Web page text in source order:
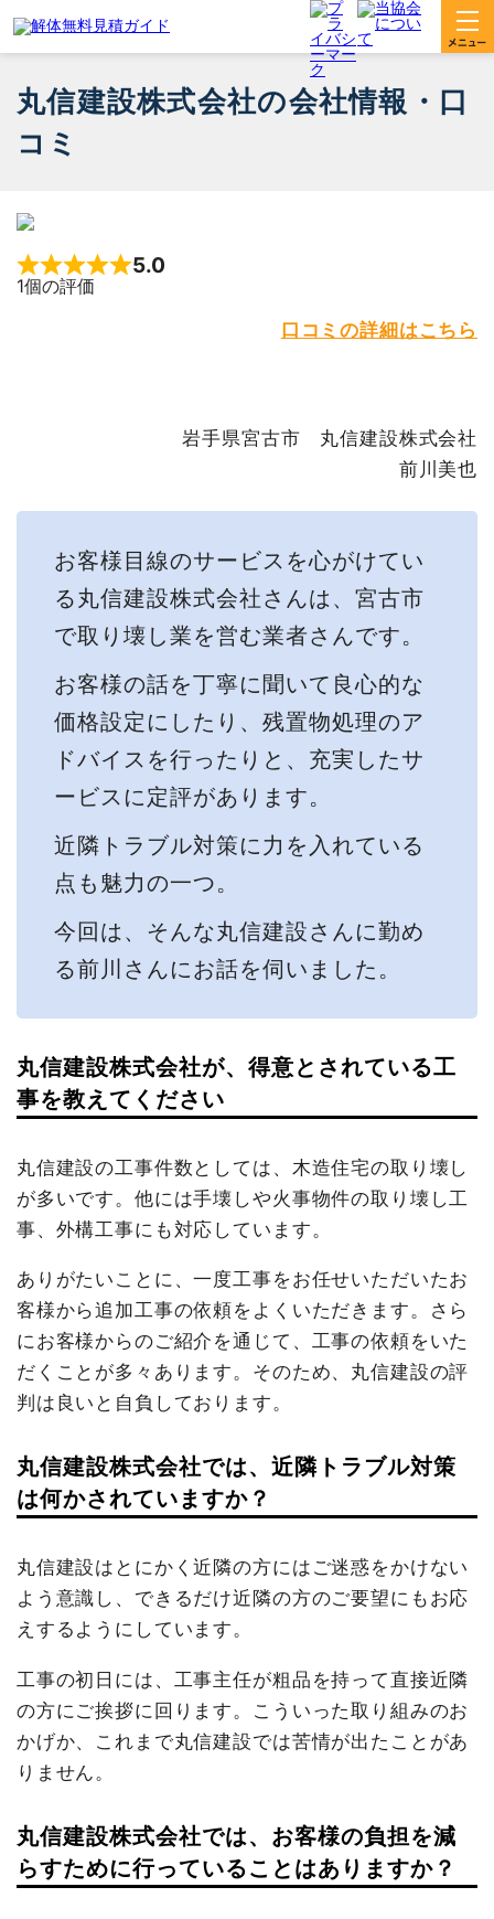
丸信建設株式会社の会社情報・口
コミ
Rated 5 out of 5
5.0
1個の評価
口コミの詳細はこちら
岩手県宮古市 丸信建設株式会社
前川美也
お客様目線のサービスを心がけてい
る丸信建設株式会社さんは、宮古市
で取り壊し業を営む業者さんです。
お客様の話を丁寧に聞いて良心的な
価格設定にしたり、残置物処理のア
ドバイスを行ったりと、充実したサ
ービスに定評があります。
近隣トラブル対策に力を入れている
点も魅力の一つ。
今回は、そんな丸信建設さんに勤め
る前川さんにお話を伺いました。
丸信建設株式会社が、得意とされている工
事を教えてください
丸信建設の工事件数としては、木造住宅の取り壊し
が多いです。他には手壊しや火事物件の取り壊し工
事、外構工事にも対応しています。
ありがたいことに、一度工事をお任せいただいたお
客様から追加工事の依頼をよくいただきます。さら
にお客様からのご紹介を通じて、工事の依頼をいた
だくことが多々あります。そのため、丸信建設の評
判は良いと自負しております。
丸信建設株式会社では、近隣トラブル対策
は何かされていますか？
丸信建設はとにかく近隣の方にはご迷惑をかけない
よう意識し、できるだけ近隣の方のご要望にもお応
えするようにしています。
工事の初日には、工事主任が粗品を持って直接近隣
の方にご挨拶に回ります。こういった取り組みのお
かげか、これまで丸信建設では苦情が出たことがあ
りません。
丸信建設株式会社では、お客様の負担を減
らすために行っていることはありますか？